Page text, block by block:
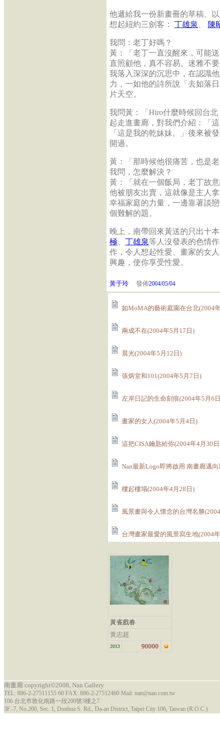
他遞給我一份新畫冊的草稿、
想起紐約三劍客： 丁雄泉 陳
我問：老丁好嗎？
黃：「老丁一直沒醒來，可能
直照顧他，真不容易。迷雅不
我落入深深的沉思中，在認識
力，一如他的詩所說「去如落
片天空。
我問黃：「Hiro什麼時候回台
起走進畫廊，對我們介紹：「
「這是我的乾妹妹。」後來被
開過。
黃：「那時候他很痛苦，也是
我問，怎麼解決？
黃：「就在一個飯局，老丁故
他被朋友出賣，這就像是主人
幸福家庭的力量，一邊靠著談
個難解的題。
晚上，南帶回來黃送的只出十
極
丁雄泉等人沒發表的色情
作，令人想起性愛、畫家的女
興趣，使你享受性愛。
黃于玲 發佈2004/05/04
如MoMA的藝術庭園在台北(2004
兩成不在(2004年5月17日)
晨光(2004年5月12日)
張炳堂和101(2004年5月7日)
左岸日記的生命刻痕(2004年5月6
畫家的女人(2004年5月4日)
這把CISA鑰匙給你(2004年4月30
Nan最新Logo即將啟用 南畫廊邁
樓起樓塌(2004年4月28日)
風景畫與令人懷念的台灣名勝
台灣畫家最愛的風景寫生地(2004
黃雀戲春
黃志超
2013 90000
南畫廊 copyright©2008, Nan Gallery
TEL: 886-2-27511155 60 FAX: 886-2-27512460 Mail: nan@nan.com.tw
106 台北市敦化南路一段200號3樓之7
3F.-7, No.200, Sec. 1, Dunhua S. Rd., Da-an District, Taipei City 106, Taiwan (R.O.C.)